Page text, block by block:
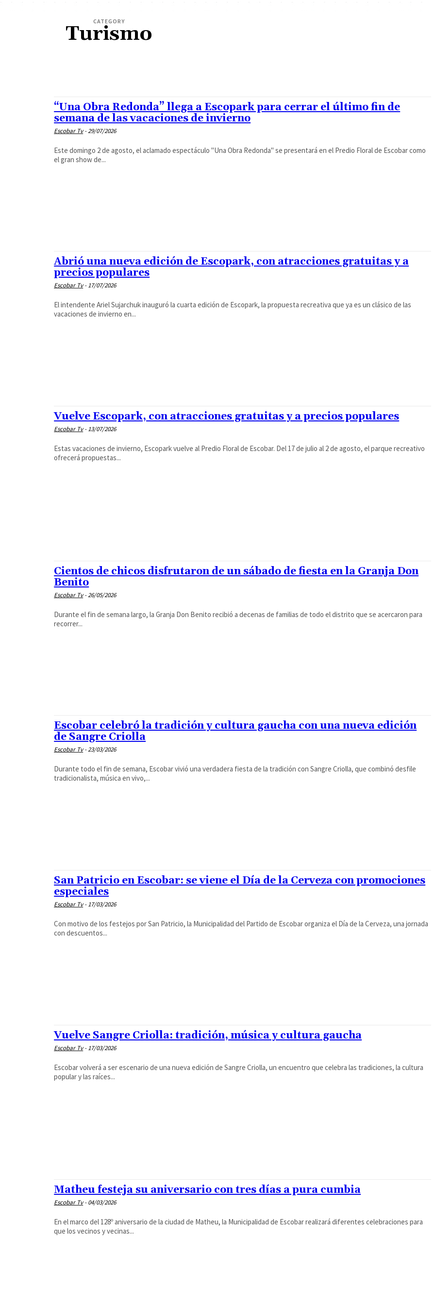
CATEGORY
Turismo
“Una Obra Redonda” llega a Escopark para cerrar el último fin de
semana de las vacaciones de invierno
Escobar Tv -29/07/2026
Este domingo 2 de agosto, el aclamado espectáculo "Una Obra Redonda" se presentará en el Predio Floral de Escobar como
el gran show de...
Abrió una nueva edición de Escopark, con atracciones gratuitas y a
precios populares
Escobar Tv - 17/07/2026
El intendente Ariel Sujarchuk inauguró la cuarta edición de Escopark, la propuesta recreativa que ya es un clásico de las
vacaciones de invierno en...
Vuelve Escopark, con atracciones gratuitas y a precios populares
Escobar Tv - 13/07/2026
Estas vacaciones de invierno, Escopark vuelve al Predio Floral de Escobar. Del 17 de julio al 2 de agosto, el parque recreativo
ofrecerá propuestas...
Cientos de chicos disfrutaron de un sábado de fiesta en la Granja Don
Benito
Escobar Tv -26/05/2026
Durante el fin de semana largo, la Granja Don Benito recibió a decenas de familias de todo el distrito que se acercaron para
recorrer...
Escobar celebró la tradición y cultura gaucha con una nueva edición
de Sangre Criolla
Escobar Tv -23/03/2026
Durante todo el fin de semana, Escobar vivió una verdadera fiesta de la tradición con Sangre Criolla, que combinó desfile
tradicionalista, música en vivo,...
San Patricio en Escobar: se viene el Día de la Cerveza con promociones
especiales
Escobar Tv - 17/03/2026
Con motivo de los festejos por San Patricio, la Municipalidad del Partido de Escobar organiza el Día de la Cerveza, una jornada
con descuentos...
Vuelve Sangre Criolla: tradición, música y cultura gaucha
Escobar Tv - 17/03/2026
Escobar volverá a ser escenario de una nueva edición de Sangre Criolla, un encuentro que celebra las tradiciones, la cultura
popular y las raíces...
Matheu festeja su aniversario con tres días a pura cumbia
Escobar Tv - 04/03/2026
En el marco del 128º aniversario de la ciudad de Matheu, la Municipalidad de Escobar realizará diferentes celebraciones para
que los vecinos y vecinas...